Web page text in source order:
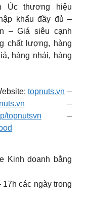
Úc thương hiệu
khẩu đầy đủ –
– Giá siêu cạnh
chất lượng, hàng
hàng nhái, hàng
topnuts.vn –
–
topnutsvn –
Kinh doanh bằng
các ngày trong